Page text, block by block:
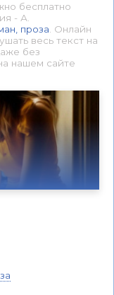
бесплатно
- А.
проза . Онлайн
весь текст на
без
нашем сайте